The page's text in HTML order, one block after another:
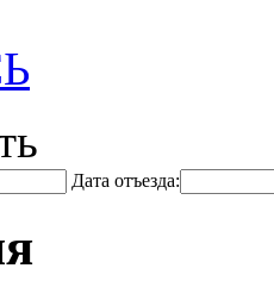
Дата отъезда: